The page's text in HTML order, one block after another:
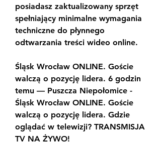
posiadasz zaktualizowany sprzęt
spełniający minimalne wymagania
techniczne do płynnego
odtwarzania treści wideo online.
Śląsk Wrocław ONLINE. Goście
walczą o pozycję lidera. 6 godzin
temu — Puszcza Niepołomice -
Śląsk Wrocław ONLINE. Goście
walczą o pozycję lidera. Gdzie
oglądać w telewizji? TRANSMISJA
TV NA ŻYWO!